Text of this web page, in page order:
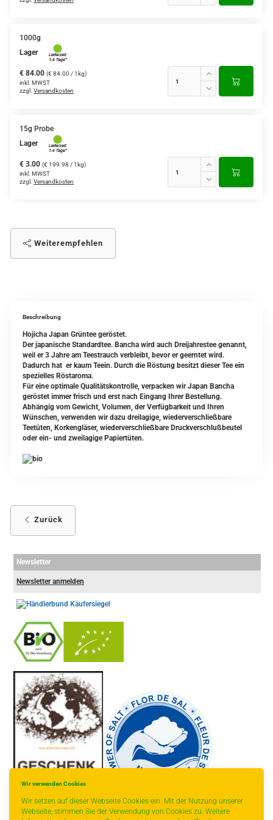
Wir verwenden Cookies
Wir setzen auf dieser Webseite Cookies ein. Mit der Nutzung unserer
Webseite, stimmen Sie der Verwendung von Cookies zu. Weitere
1000g
Lager
€ 84.00 (€ 84.00 / 1kg)
inkl. MWST
zzgl. Versandkosten
15g Probe
Lager
€ 3.00 (€ 199.98 / 1kg)
inkl. MWST
zzgl. Versandkosten
Weiterempfehlen
Beschreibung
Hojicha Japan Grüntee geröstet.
Der japanische Standardtee. Bancha wird auch Dreijahrestee genannt,
weil er 3 Jahre am Teestrauch verbleibt, bevor er geerntet wird.
Dadurch hat er kaum Teein. Durch die Röstung besitzt dieser Tee ein
spezielles Röstaroma.
Für eine optimale Qualitätskontrolle, verpacken wir Japan Bancha
geröstet immer frisch und erst nach Eingang Ihrer Bestellung.
Abhängig vom Gewicht, Volumen, der Verfügbarkeit und Ihren
Wünschen, verwenden wir dazu dreilagige, wiederverschließbare
Teetüten, Korkengläser, wiederverschließbare Druckverschlußbeutel
oder ein- und zweilagige Papiertüten.
Zurück
Newsletter
Newsletter anmelden